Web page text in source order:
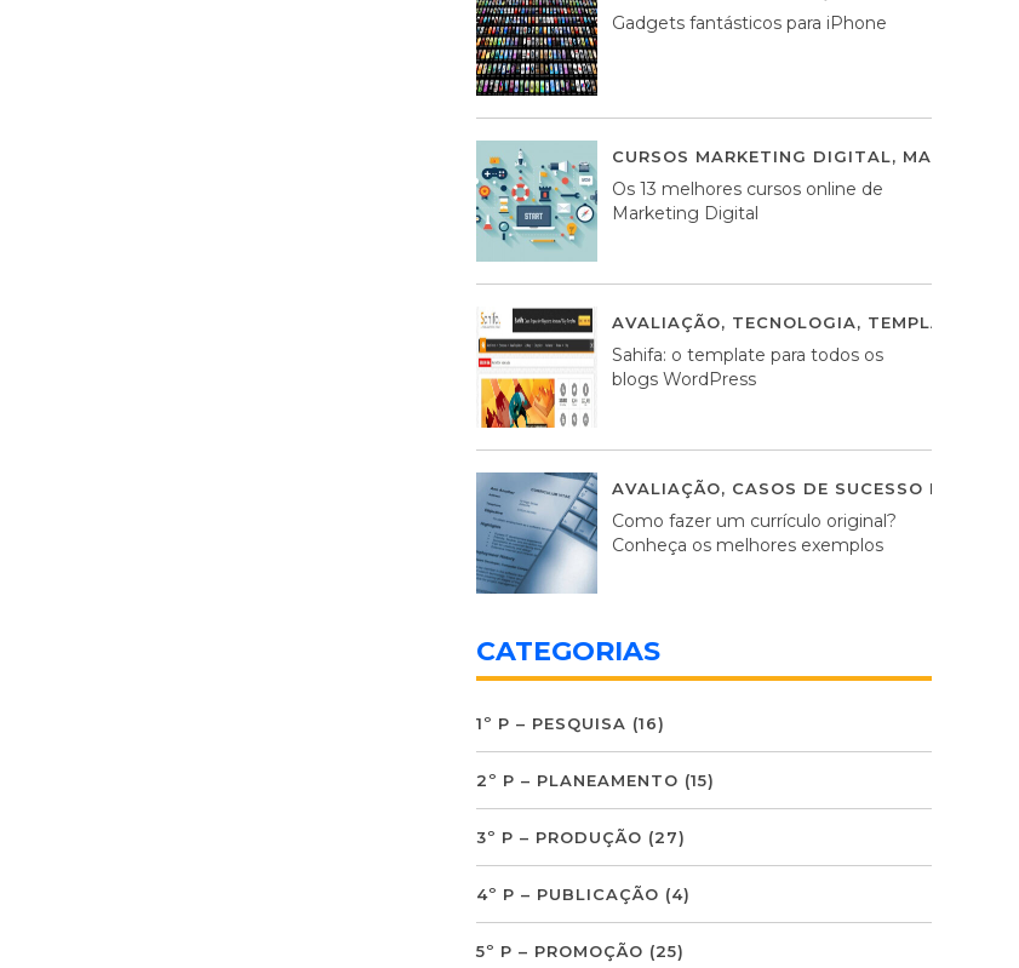
Gadgets fantásticos para iPhone
CURSOS MARKETING DIGITAL,
Os 13 melhores cursos online de
Marketing Digital
AVALIAÇÃO, TECNOLOGIA, TEMPLATES
Sahifa: o template para todos os
blogs WordPress
AVALIAÇÃO, CASOS DE SUCESSO DE
Como fazer um currículo original?
Conheça os melhores exemplos
CATEGORIAS
1º P – PESQUISA (16)
2º P – PLANEAMENTO (15)
3º P – PRODUÇÃO (27)
4º P – PUBLICAÇÃO (4)
5º P – PROMOÇÃO (25)